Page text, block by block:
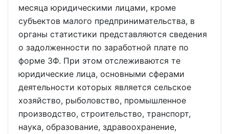
месяца юридическими лицами, кроме
субъектов малого предпринимательства, в
органы статистики представляются сведения
о задолженности по заработной плате по
форме 3Ф. При этом отслеживаются те
юридические лица, основными сферами
деятельности которых является сельское
хозяйство, рыболовство, промышленное
производство, строительство, транспорт,
наука, образование, здравоохранение,